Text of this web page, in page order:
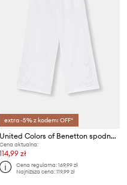
extra -5% z kodem: OFF*
United Colors of Benetton spodnie dziecięce bawełniane
Cena aktualna:
114,99 zł
Cena regularna:169,99 zł
Najniższa cena:119,99 zł